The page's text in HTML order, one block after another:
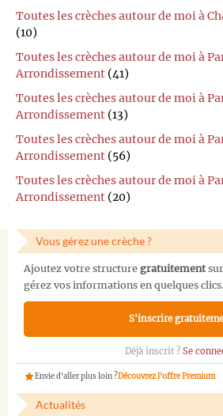
Toutes les crèches autour de moi à
(10)
Toutes les crèches autour de moi à
Arrondissement (41)
Toutes les crèches autour de moi à
Arrondissement (13)
Toutes les crèches autour de moi à
Arrondissement (56)
Toutes les crèches autour de moi à
Arrondissement (20)
Vous gérez une crèche ?
Ajoutez votre structure gratuitement
gérez vos informations en quelques clics.
S'inscrire
Déjà inscrit ? Se
Envie d'aller plus loin ?Découvrez l'offre Premium
Actualités